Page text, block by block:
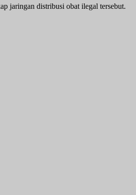
jaringan distribusi obat ilegal tersebut.